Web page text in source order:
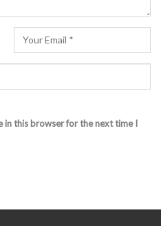
in this browser for the next time I